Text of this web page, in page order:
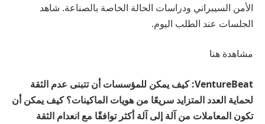
الأمن السيبراني ودراسات الحالة الخاصة بالصناعة. شاهد
الجلسات عند الطلب اليوم.
مشاهدة هنا
VentureBeat: كيف يمكن للمؤسسات أن تتبنى عدم الثقة
لحماية العدد المتزايد سريعًا من هويات الماكينات؟ كيف يمكن أن
تكون المعاملات من آلة إلى آلة أكثر توافقًا مع انعدام الثقة